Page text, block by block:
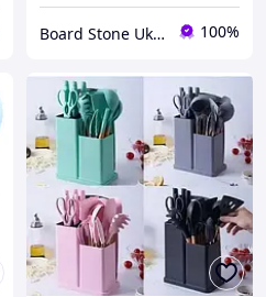
Board Stone Ukraine 100%